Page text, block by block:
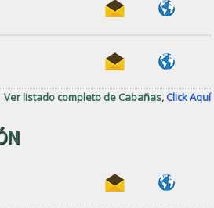
Ver listado completo de Cabañas,Click Aquí